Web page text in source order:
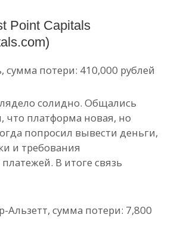
Point Capitals
сумма потери: 410,000 рублей
солидно. Общались
что платформа новая, но
попросил вывести деньги,
и требования
В итоге связь
Альзетт, сумма потери: 7,800